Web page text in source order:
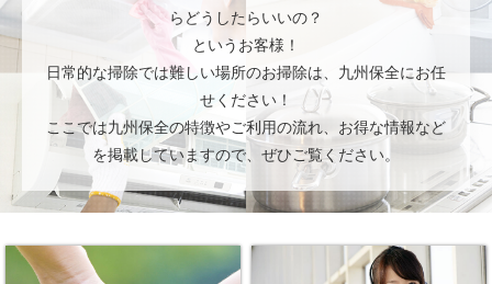
らどうしたらいいの？
というお客様！
日常的な掃除では難しい場所のお掃除は、九州保全にお任
せください！
ここでは九州保全の特徴やご利用の流れ、お得な情報など
を掲載していますので、ぜひご覧ください。